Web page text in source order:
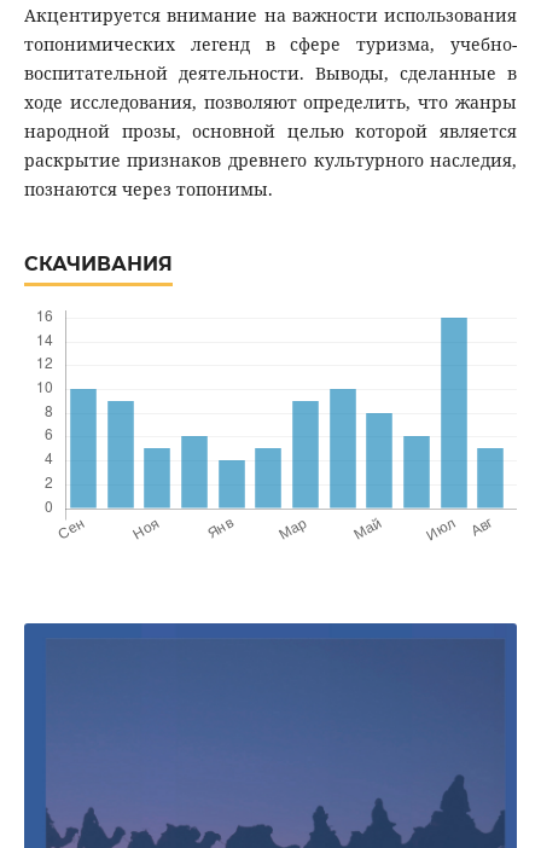
Акцентируется внимание на важности использования
топонимических легенд в сфере туризма, учебно-
воспитательной деятельности. Выводы, сделанные в
ходе исследования, позволяют определить, что жанры
народной прозы, основной целью которой является
раскрытие признаков древнего культурного наследия,
познаются через топонимы.
СКАЧИВАНИЯ